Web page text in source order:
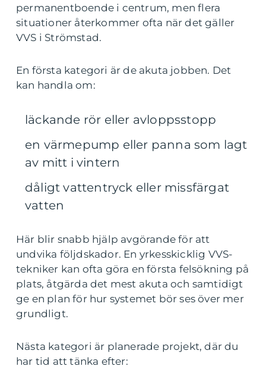
permanentboende i centrum, men flera
situationer återkommer ofta när det gäller
VVS i Strömstad.
En första kategori är de akuta jobben. Det
kan handla om:
läckande rör eller avloppsstopp
en värmepump eller panna som lagt
av mitt i vintern
dåligt vattentryck eller missfärgat
vatten
Här blir snabb hjälp avgörande för att
undvika följdskador. En yrkesskicklig VVS-
tekniker kan ofta göra en första felsökning på
plats, åtgärda det mest akuta och samtidigt
ge en plan för hur systemet bör ses över mer
grundligt.
Nästa kategori är planerade projekt, där du
har tid att tänka efter: